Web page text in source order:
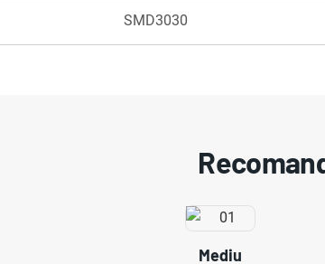
SMD3030
Mediu